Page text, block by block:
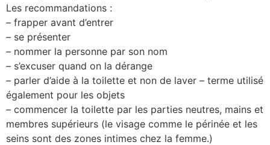
Les recommandations :
– frapper avant d’entrer
– se présenter
– nommer la personne par son nom
– s’excuser quand on la dérange
– parler d’aide à la toilette et non de laver – terme utilisé
également pour les objets
– commencer la toilette par les parties neutres, mains et
membres supérieurs (le visage comme le périnée et les
seins sont des zones intimes chez la femme.)